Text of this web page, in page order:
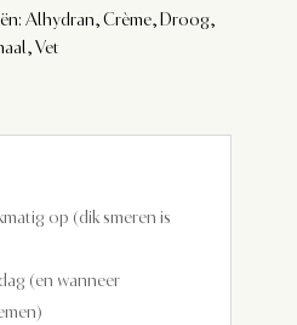
Alhydran, Crème, Droog,
, Vet
op (dik smeren is
(en wanneer